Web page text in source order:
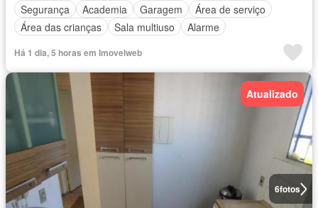
Segurança
Academia Garagem
Área de serviço
Área das crianças
Sala multiuso Alarme
Há 1 dia, 5 horas em Imovelweb
6fotos
Atualizado